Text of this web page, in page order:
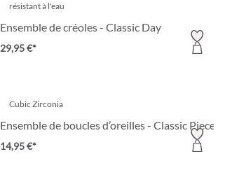
résistant à l'eau
Ensemble de créoles - Classic Day
29,95 €*
Cubic Zirconia
Ensemble de boucles d’oreilles - Classic Pieces
14,95 €*